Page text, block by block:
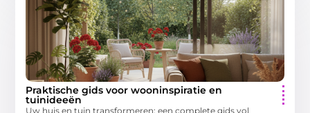
Praktische gids voor wooninspiratie en
tuinideeën
Uw huis en tuin transformeren: een complete gids vol